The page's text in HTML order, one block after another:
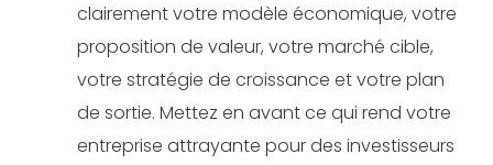
clairement votre modèle économique, votre
proposition de valeur, votre marché cible,
votre stratégie de croissance et votre plan
de sortie. Mettez en avant ce qui rend votre
entreprise attrayante pour des investisseurs